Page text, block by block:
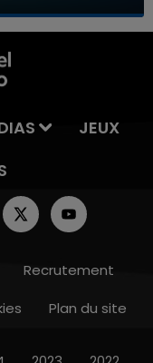
JEUX
Recrutement
Plan du site